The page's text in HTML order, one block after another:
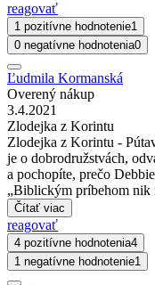
reagovať
1 pozitívne hodnotenie1
0 negatívne hodnotenia0
Ľudmila Kormanská
Overený nákup
3.4.2021
Zlodejka z Korintu
Zlodejka z Korintu -
je o dobrodružstvách,
a pochopíte, prečo
„Biblickým príbehom nik
Čítať viac
reagovať
4 pozitívne hodnotenia4
1 negatívne hodnotenie1